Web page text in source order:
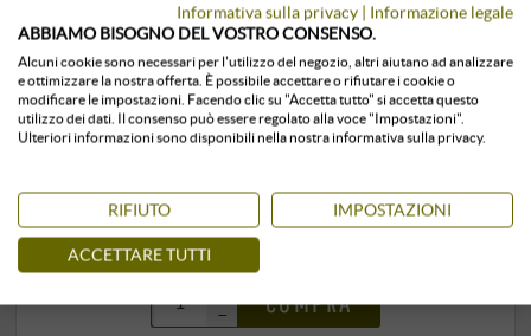
“Unica” Grappa bianca · in confezione
regalo
Distillerie Berta | Piemonte
37,00 €
0,5 l · 74,00 €/l IVA inclusa
–
COMPRA
Informativa sulla privacy | Informazione legale
ABBIAMO BISOGNO DEL VOSTRO CONSENSO.
Alcuni cookie sono necessari per l'utilizzo del negozio, altri aiutano ad analizzare
e ottimizzare la nostra offerta. È possibile accettare o rifiutare i cookie o
modificare le impostazioni. Facendo clic su "Accetta tutto" si accetta questo
utilizzo dei dati. Il consenso può essere regolato alla voce "Impostazioni".
Ulteriori informazioni sono disponibili nella nostra informativa sulla privacy.
RIFIUTO IMPOSTAZIONI
ACCETTARE TUTTI